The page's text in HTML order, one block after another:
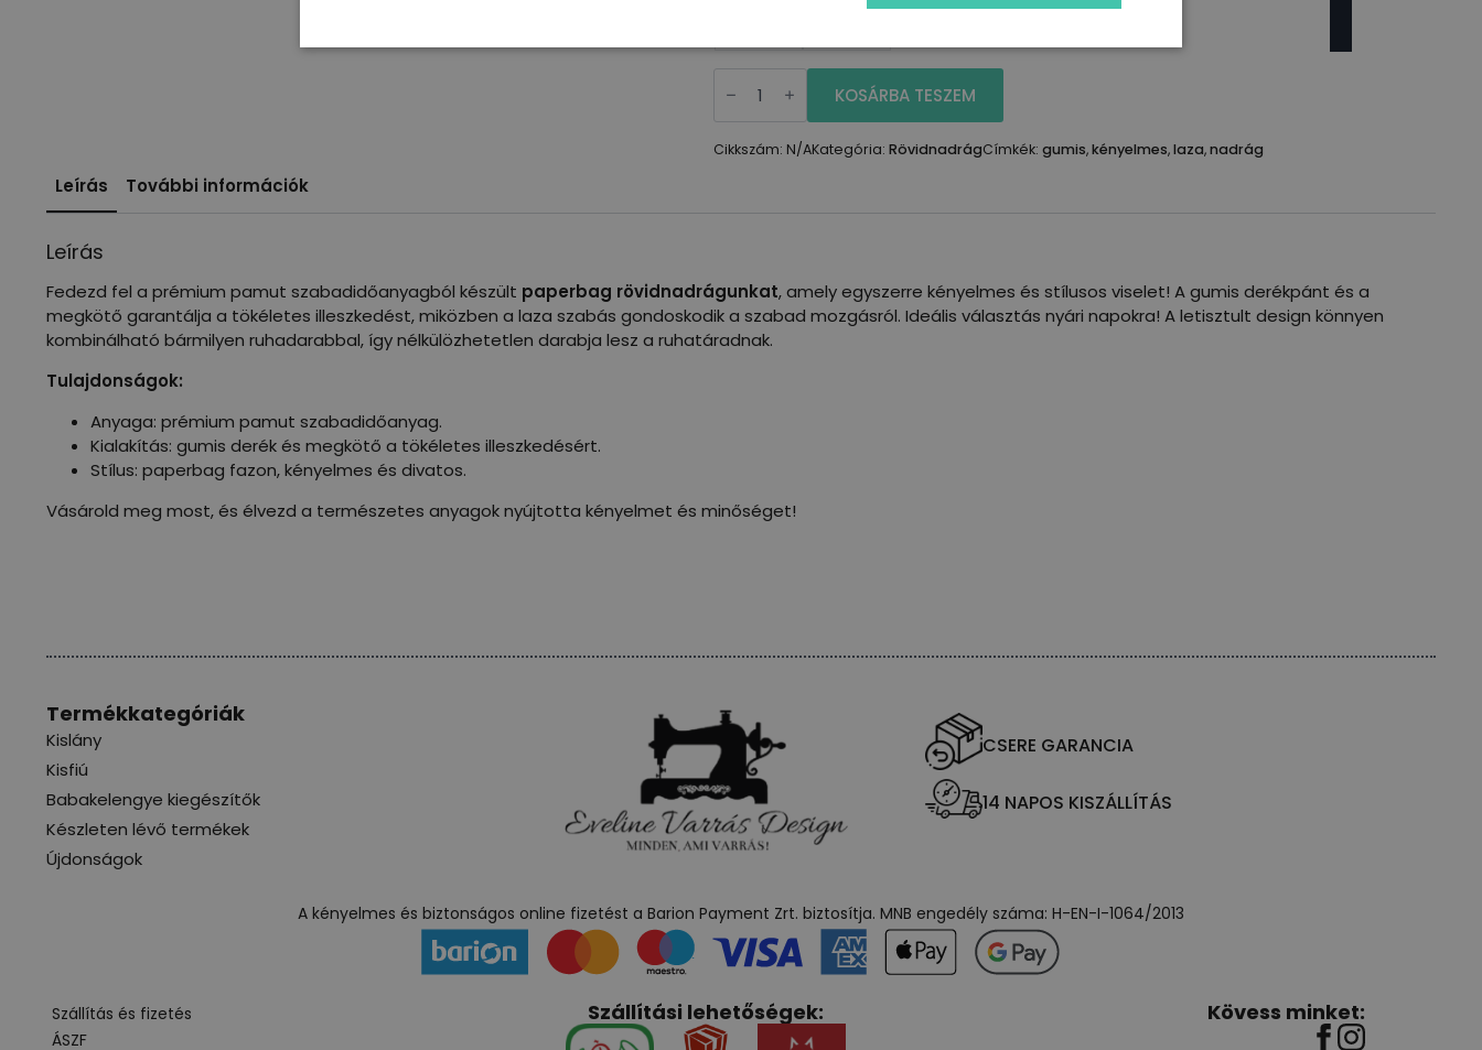
rövidnadrág
megkötővel
mennyiség
KOSÁRBA TESZEM
Cikkszám: N/AKategória: RövidnadrágCímkék: gumis,kényelmes,laza,nadrág
Leírás További információk
Leírás
Fedezd fel a prémium pamut szabadidőanyagból készült paperbag rövidnadrágunkat, amely egyszerre kényelmes és stílusos viselet! A gumis derékpánt és a
megkötő garantálja a tökéletes illeszkedést, miközben a laza szabás gondoskodik a szabad mozgásról. Ideális választás nyári napokra! A letisztult design könnyen
kombinálható bármilyen ruhadarabbal, így nélkülözhetetlen darabja lesz a ruhatáradnak.
Tulajdonságok:
Anyaga: prémium pamut szabadidőanyag.
Kialakítás: gumis derék és megkötő a tökéletes illeszkedésért.
Stílus: paperbag fazon, kényelmes és divatos.
Vásárold meg most, és élvezd a természetes anyagok nyújtotta kényelmet és minőséget!
Termékkategóriák
Kislány
Kisfiú
Babakelengye kiegészítők
Készleten lévő termékek
Újdonságok
CSERE GARANCIA
14 NAPOS KISZÁLLÍTÁS
A kényelmes és biztonságos online fizetést a Barion Payment Zrt. biztosítja. MNB engedély száma: H-EN-I-1064/2013
Szállítás és fizetés
ÁSZF
Szállítási lehetőségek: Kövess minket: